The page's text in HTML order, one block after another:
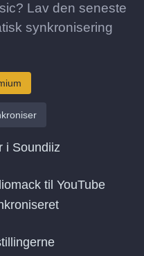
Lav den seneste
synkronisering
i Soundiiz
til YouTube